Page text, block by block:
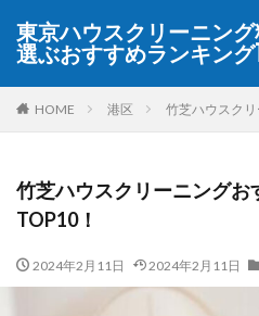
東京ハウスクリーニン
選ぶおすすめランキング
HOME 港区 竹芝ハウスク
竹芝ハウスクリーニングお
TOP10！
2024年2月11日 2024年2月11日
WEB デザイン SEO
タグ